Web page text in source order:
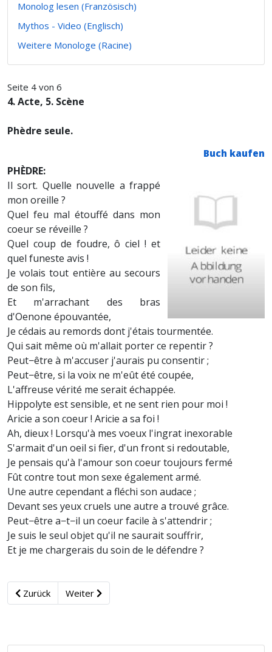
Monolog lesen (Französisch)
Mythos - Video (Englisch)
Weitere Monologe (Racine)
Seite 4 von 6
4. Acte, 5. Scène
Phèdre seule.
Buch kaufen
PHÈDRE:
Il sort. Quelle nouvelle a frappé
mon oreille ?
Quel feu mal étouffé dans mon
coeur se réveille ?
Quel coup de foudre, ô ciel ! et
quel funeste avis !
Je volais tout entière au secours
de son fils,
Et m'arrachant des bras
d'Oenone épouvantée,
Je cédais au remords dont j'étais tourmentée.
Qui sait même où m'allait porter ce repentir ?
Peut−être à m'accuser j'aurais pu consentir ;
Peut−être, si la voix ne m'eût été coupée,
L'affreuse vérité me serait échappée.
Hippolyte est sensible, et ne sent rien pour moi !
Aricie a son coeur ! Aricie a sa foi !
Ah, dieux ! Lorsqu'à mes voeux l'ingrat inexorable
S'armait d'un oeil si fier, d'un front si redoutable,
Je pensais qu'à l'amour son coeur toujours fermé
Fût contre tout mon sexe également armé.
Une autre cependant a fléchi son audace ;
Devant ses yeux cruels une autre a trouvé grâce.
Peut−être a−t−il un coeur facile à s'attendrir ;
Je suis le seul objet qu'il ne saurait souffrir,
Et je me chargerais du soin de le défendre ?
Zurück Weiter